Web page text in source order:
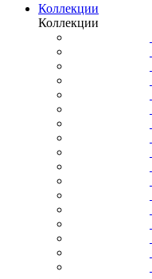
Коллекции
Коллекции